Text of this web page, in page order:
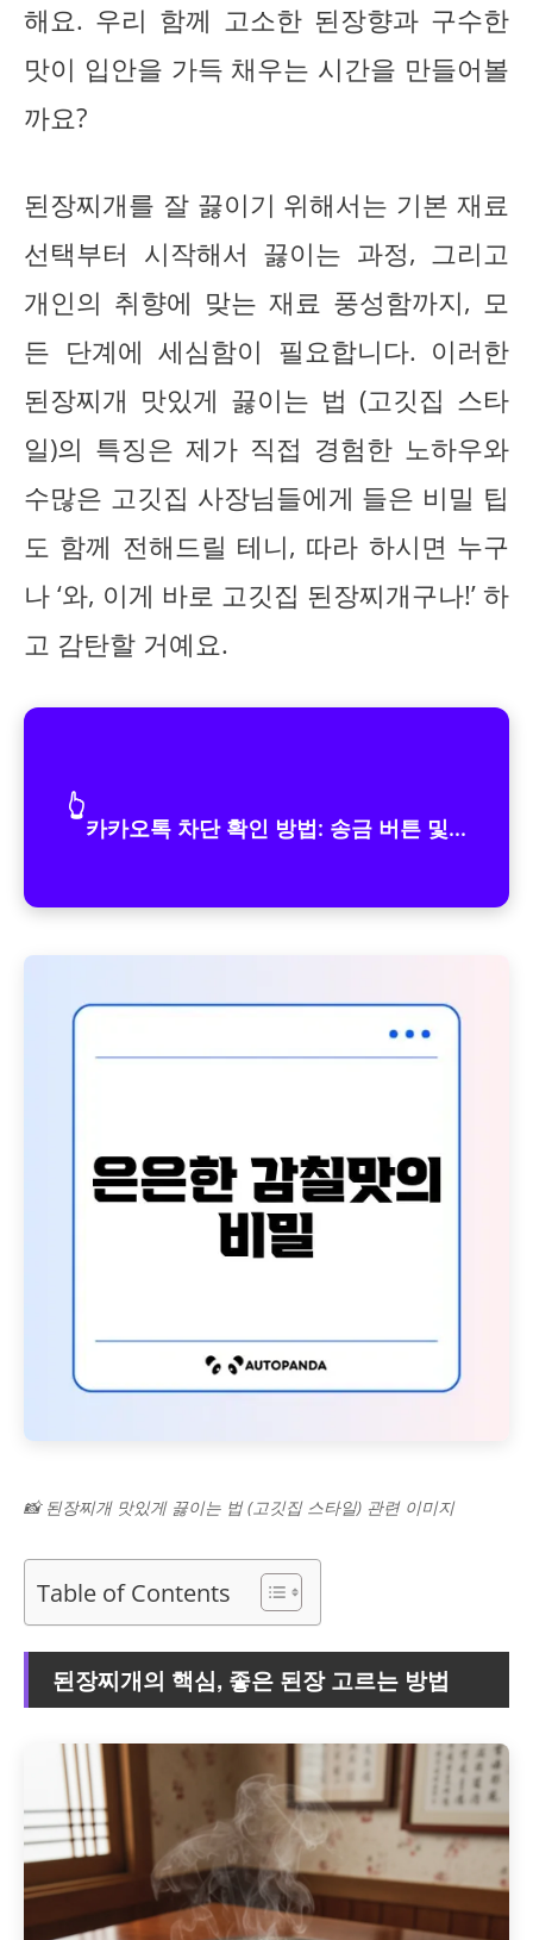
해요. 우리 함께 고소한 된장향과 구수한
맛이 입안을 가득 채우는 시간을 만들어볼
까요?
된장찌개를 잘 끓이기 위해서는 기본 재료
선택부터 시작해서 끓이는 과정, 그리고
개인의 취향에 맞는 재료 풍성함까지, 모
든 단계에 세심함이 필요합니다. 이러한
된장찌개 맛있게 끓이는 법 (고깃집 스타
일)의 특징은 제가 직접 경험한 노하우와
수많은 고깃집 사장님들에게 들은 비밀 팁
도 함께 전해드릴 테니, 따라 하시면 누구
나 ‘와, 이게 바로 고깃집 된장찌개구나!’ 하
고 감탄할 거예요.
👆
카카오톡 차단 확인 방법: 송금 버튼 및...
📸 된장찌개 맛있게 끓이는 법 (고깃집 스타일) 관련 이미지
Table of Contents
된장찌개의 핵심, 좋은 된장 고르는 방법